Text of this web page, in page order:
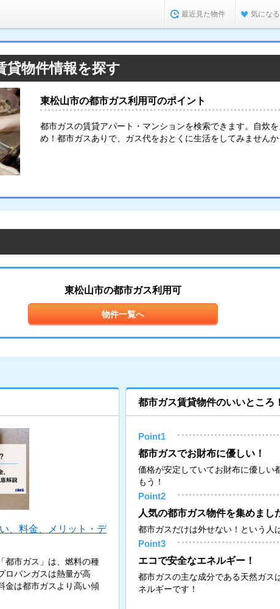
最近見た物件 気にな
貸物件情報を探す
東松山市の都市ガス利用可のポイント
都市ガスの賃貸アパート・マンションを検索できます。自炊
め！都市ガスありで、ガス代をおとくに生活をしてみませんか
東松山市の都市ガス利用可
物件一覧へ
、料金、メリット・デ
都市ガス」は、燃料の種
ロパンガスは熱量が高
金は都市ガスより高い傾
都市ガス賃貸物件のいいところ！
Point1
都市ガスでお財布に優しい！
価格が安定していてお財布に優しい
もう！
Point2
人気の都市ガス物件を集めまし
都市ガスだけは外せない！という人
Point3
エコで安全なエネルギー！
都市ガスの主な成分である天然ガス
ネルギーです！